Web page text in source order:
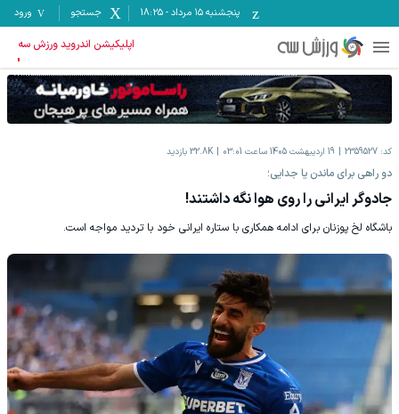
پنجشنبه ۱۵ مرداد -
18:25 جستجو ورود
اپلیکیشن اندروید ورزش سه
کد: 2359527 19 اردیبهشت 1405 ساعت 03:01 32.8K بازدید
دو راهی برای ماندن یا جدایی؛
جادوگر ایرانی را روی هوا نگه داشتند!
باشگاه لخ پوزنان برای ادامه همکاری با ستاره ایرانی خود با تردید مواجه است.